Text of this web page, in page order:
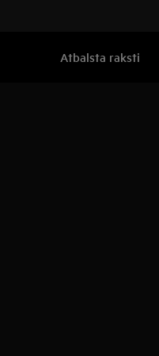
Atbalsta raksti